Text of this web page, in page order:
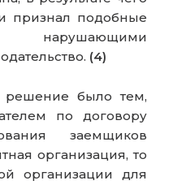
признал подобные
(4)
решение было тем,
по договору
заемщиков
организация, то
организации для